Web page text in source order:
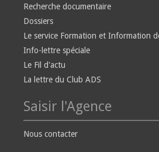
Recherche documentaire
Dossiers
Le service Formation et Information
Info-lettre spéciale
Le Fil d'actu
La lettre du Club ADS
Saisir l'Agence
Nous contacter